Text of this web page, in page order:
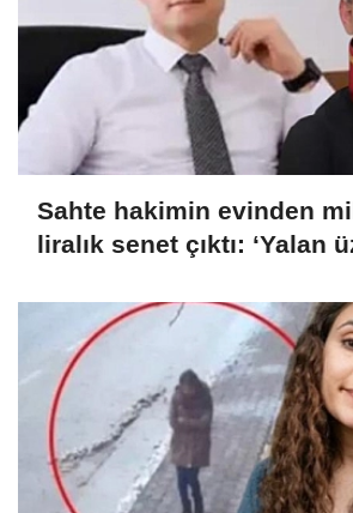
Sahte hakimin evinden
liralık senet çıktı: ‘Yalan